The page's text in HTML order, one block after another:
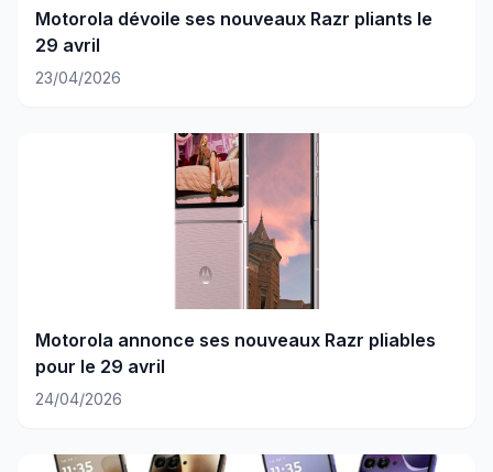
Motorola dévoile ses nouveaux Razr pliants le
29 avril
23/04/2026
Motorola annonce ses nouveaux Razr pliables
pour le 29 avril
24/04/2026